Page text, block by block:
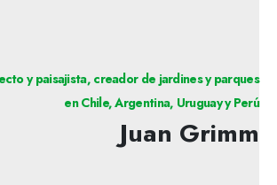
y paisajista, creador de jardines y parques
en Chile, Argentina, Uruguay y Perú
Juan Grimm